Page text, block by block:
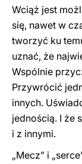
Wciąż jest
się, nawet w
tworzyć ku
uznać, że
Wspólnie
Przywrócić
innych.
jednością. I że
i z innymi.
„Mecz” i